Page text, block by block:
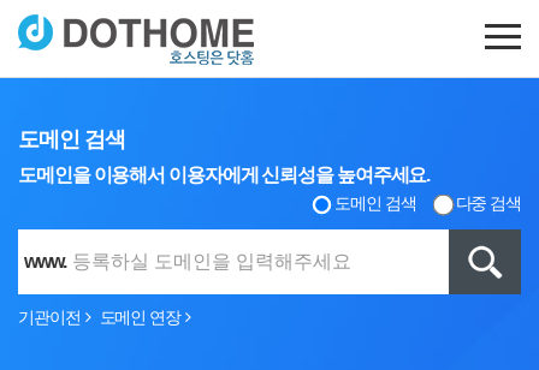
도메인 검색
도메인을 이용해서 이용자에게 신뢰성을 높여주세요.
도메인 검색 다중 검색
www.
기관이전 도메인 연장